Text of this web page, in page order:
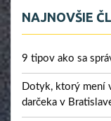
NAJNOVŠIE
9 tipov ako sa
Dotyk, ktorý mení
darčeka v